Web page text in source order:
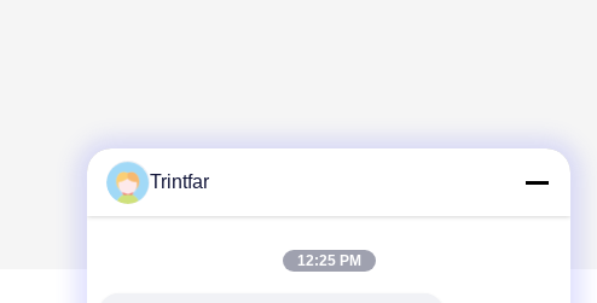
Trintfar
12:25 PM